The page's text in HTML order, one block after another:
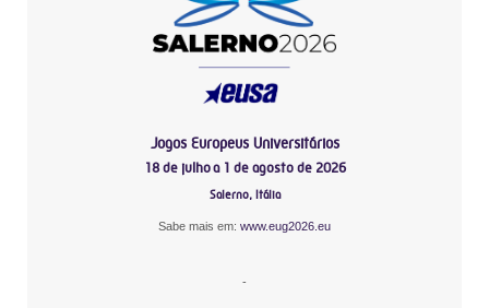
Jogos Europeus Universitários
18 de julho a 1 de agosto de 2026
Salerno, Itália
Sabe mais em: www.eug2026.eu
-